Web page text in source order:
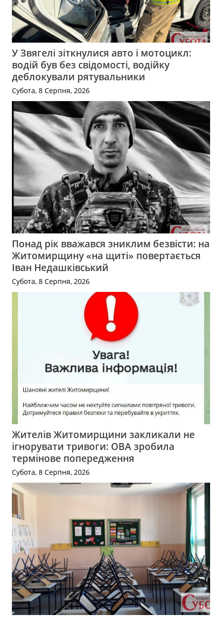
У Звягелі зіткнулися авто і мотоцикл:
водій був без свідомості, водійку
деблокували рятувальники
Субота, 8 Серпня, 2026
Понад рік вважався зниклим безвісти: на
Житомирщину «на щиті» повертається
Іван Недашківський
Субота, 8 Серпня, 2026
Жителів Житомирщини закликали не
ігнорувати тривоги: ОВА зробила
термінове попередження
Субота, 8 Серпня, 2026